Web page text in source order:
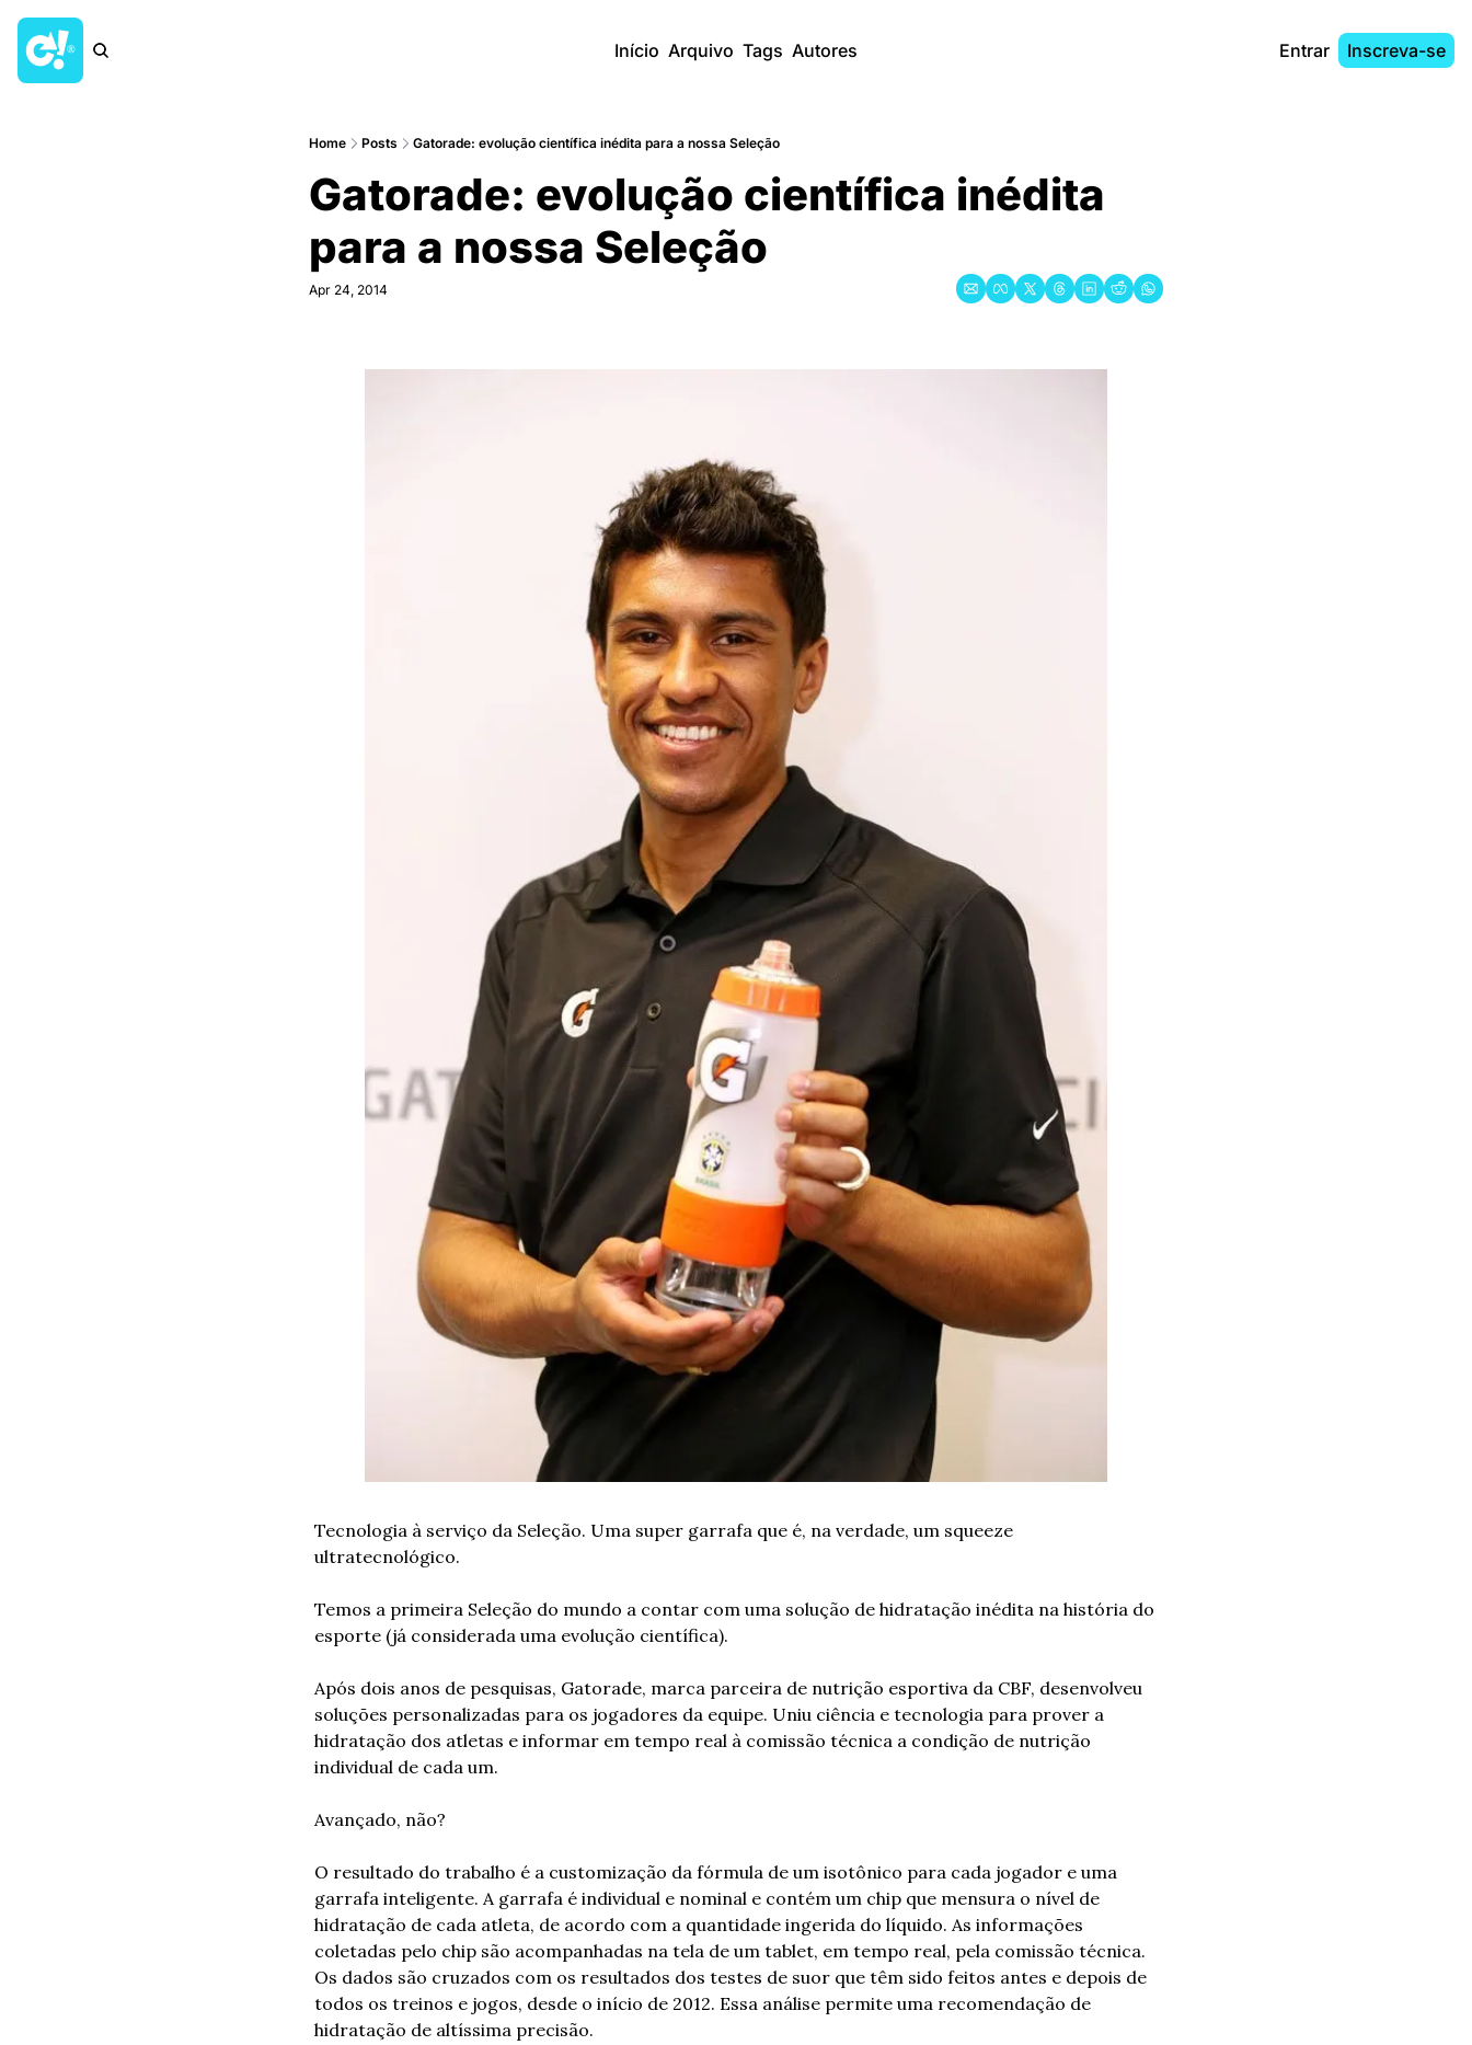
Início Arquivo Tags Autores Entrar Inscreva-se
Home Posts Gatorade: evolução científica inédita para a nossa Seleção
Gatorade: evolução científica inédita
para a nossa Seleção
Apr 24, 2014
Tecnologia à serviço da Seleção. Uma super garrafa que é, na verdade, um squeeze
ultratecnológico.
Temos a primeira Seleção do mundo a contar com uma solução de hidratação inédita na história do
esporte (já considerada uma evolução científica).
Após dois anos de pesquisas, Gatorade, marca parceira de nutrição esportiva da CBF, desenvolveu
soluções personalizadas para os jogadores da equipe. Uniu ciência e tecnologia para prover a
hidratação dos atletas e informar em tempo real à comissão técnica a condição de nutrição
individual de cada um.
Avançado, não?
O resultado do trabalho é a customização da fórmula de um isotônico para cada jogador e uma
garrafa inteligente. A garrafa é individual e nominal e contém um chip que mensura o nível de
hidratação de cada atleta, de acordo com a quantidade ingerida do líquido. As informações
coletadas pelo chip são acompanhadas na tela de um tablet, em tempo real, pela comissão técnica.
Os dados são cruzados com os resultados dos testes de suor que têm sido feitos antes e depois de
todos os treinos e jogos, desde o início de 2012. Essa análise permite uma recomendação de
hidratação de altíssima precisão.